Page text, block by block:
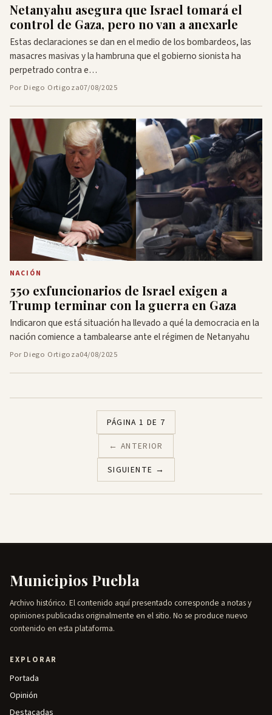
Netanyahu asegura que Israel tomará el
control de Gaza, pero no van a anexarle
Estas declaraciones se dan en el medio de los bombardeos, las
masacres masivas y la hambruna que el gobierno sionista ha
perpetrado contra e…
Por Diego Ortigoza07/08/2025
NACIÓN
550 exfuncionarios de Israel exigen a
Trump terminar con la guerra en Gaza
Indicaron que está situación ha llevado a qué la democracia en la
nación comience a tambalearse ante el régimen de Netanyahu
Por Diego Ortigoza04/08/2025
← ANTERIOR
PÁGINA 1 DE 7
SIGUIENTE →
Municipios Puebla
Archivo histórico. El contenido aquí presentado corresponde a notas y
opiniones publicadas originalmente en el sitio. No se produce nuevo
contenido en esta plataforma.
EXPLORAR
Portada
Opinión
Destacadas